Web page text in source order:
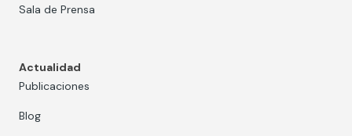
Sala de Prensa
Actualidad
Publicaciones
Blog